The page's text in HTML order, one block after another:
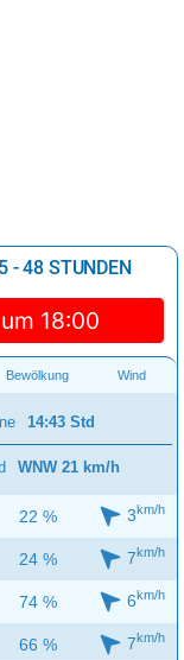
- 48 STUNDEN
18:00
Bewölkung Wind
14:43 Std
WNW 21 km/h
22 % 3km/h
24 % 7km/h
74 % 6km/h
66 % 7km/h